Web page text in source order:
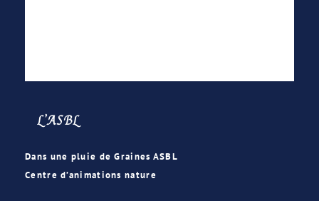
L’ASBL
Dans une pluie de Graines ASBL
Centre d’animations nature